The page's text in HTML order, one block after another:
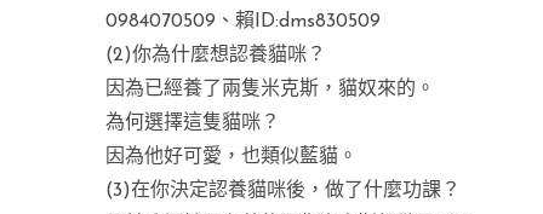
0984070509、賴ID:dms830509
(2)你為什麼想認養貓咪？
因為已經養了兩隻米克斯，貓奴來的。
為何選擇這隻貓咪？
因為他好可愛，也類似藍貓。
(3)在你決定認養貓咪後，做了什麼功課？